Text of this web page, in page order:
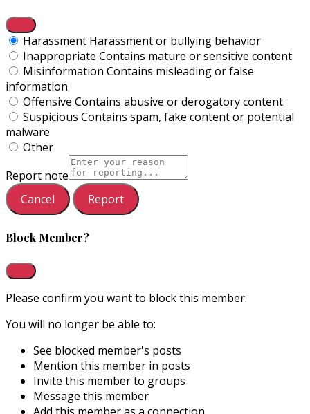
Harassment Harassment or bullying behavior
Inappropriate Contains mature or sensitive content
Misinformation Contains misleading or false
information
Offensive Contains abusive or derogatory content
Suspicious Contains spam, fake content or potential
malware
Other
Report note
Report
Block Member?
Please confirm you want to block this member.
You will no longer be able to:
See blocked member's posts
Mention this member in posts
Invite this member to groups
Message this member